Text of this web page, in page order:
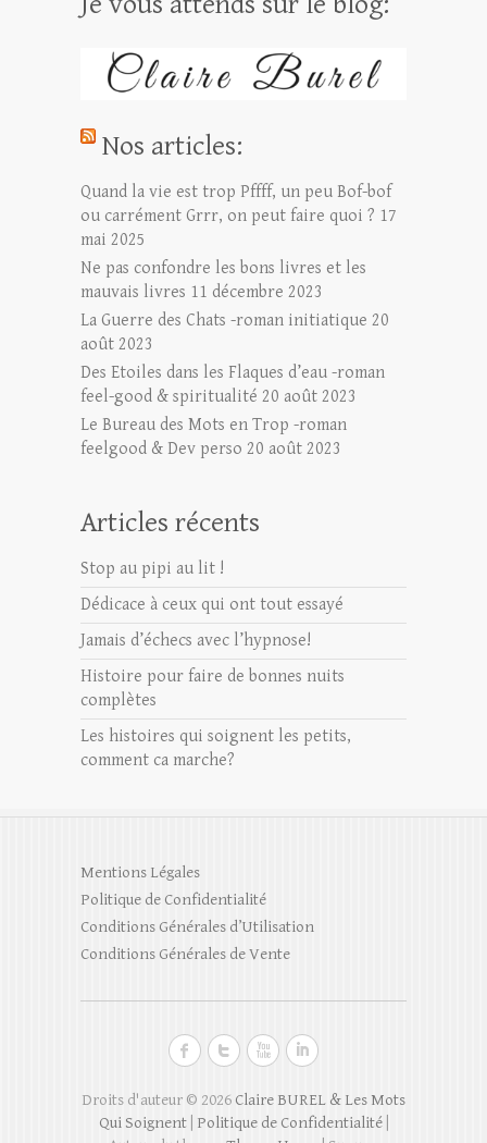
Nos articles:
Quand la vie est trop Pffff, un peu Bof-bof
ou carrément Grrr, on peut faire quoi ? 17
mai 2025
Ne pas confondre les bons livres et les
mauvais livres 11 décembre 2023
La Guerre des Chats -roman initiatique 20
août 2023
Des Etoiles dans les Flaques d’eau -roman
feel-good & spiritualité 20 août 2023
Le Bureau des Mots en Trop -roman
feelgood & Dev perso 20 août 2023
Articles récents
Stop au pipi au lit !
Dédicace à ceux qui ont tout essayé
Jamais d’échecs avec l’hypnose!
Histoire pour faire de bonnes nuits
complètes
Les histoires qui soignent les petits,
comment ca marche?
Mentions Légales
Politique de Confidentialité
Conditions Générales d’Utilisation
Conditions Générales de Vente
Droits d'auteur © 2026 Claire BUREL & Les Mots
Qui Soignent| Politique de Confidentialité|